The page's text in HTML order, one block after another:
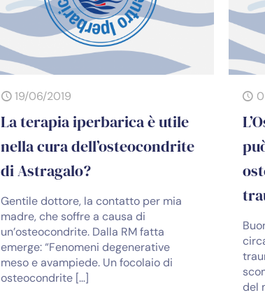
19/06/2019
La terapia iperbarica è utile
nella cura dell’osteocondrite
di Astragalo?
Gentile dottore, la contatto per mia
madre, che soffre a causa di
un’osteocondrite. Dalla RM fatta
emerge: “Fenomeni degenerative
meso e avampiede. Un focolaio di
osteocondrite […]
del